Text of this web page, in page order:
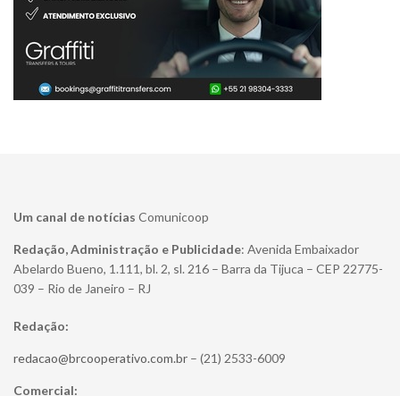
Um canal de notícias Comunicoop
Redação, Administração e Publicidade: Avenida Embaixador
Abelardo Bueno, 1.111, bl. 2, sl. 216 – Barra da Tijuca – CEP 22775-
039 – Rio de Janeiro – RJ
Redação:
redacao@brcooperativo.com.br – (21) 2533-6009
Comercial: